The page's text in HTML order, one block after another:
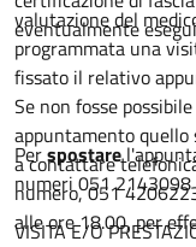
eventualmente
valutazione del
programmata una
fissato il relativo
Se non fosse
appuntamento
a contattare
numero, 051
alle ore 18.00, per
Perspostare
numeri 051
VISITA E/O